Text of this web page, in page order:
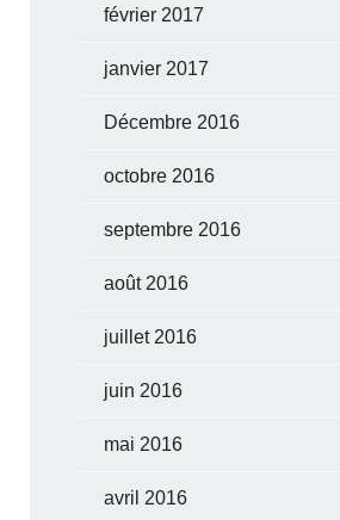
février 2017
janvier 2017
Décembre 2016
octobre 2016
septembre 2016
août 2016
juillet 2016
juin 2016
mai 2016
avril 2016